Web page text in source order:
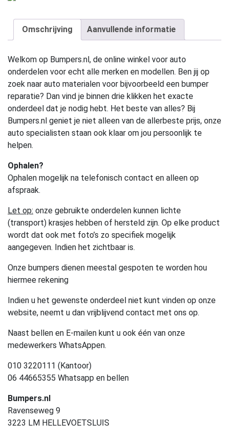
Omschrijving Aanvullende informatie
Welkom op Bumpers.nl, de online winkel voor auto
onderdelen voor echt alle merken en modellen. Ben jij op
zoek naar auto materialen voor bijvoorbeeld een bumper
reparatie? Dan vind je binnen drie klikken het exacte
onderdeel dat je nodig hebt. Het beste van alles? Bij
Bumpers.nl geniet je niet alleen van de allerbeste prijs, onze
auto specialisten staan ook klaar om jou persoonlijk te
helpen.
Ophalen?
Ophalen mogelijk na telefonisch contact en alleen op
afspraak.
Let op: onze gebruikte onderdelen kunnen lichte
(transport) krasjes hebben of hersteld zijn. Op elke product
wordt dat ook met foto’s zo specifiek mogelijk
aangegeven. Indien het zichtbaar is.
Onze bumpers dienen meestal gespoten te worden hou
hiermee rekening
Indien u het gewenste onderdeel niet kunt vinden op onze
website, neemt u dan vrijblijvend contact met ons op.
Naast bellen en E-mailen kunt u ook één van onze
medewerkers WhatsAppen.
010 3220111 (Kantoor)
06 44665355 Whatsapp en bellen
Bumpers.nl
Ravenseweg 9
3223 LM HELLEVOETSLUIS